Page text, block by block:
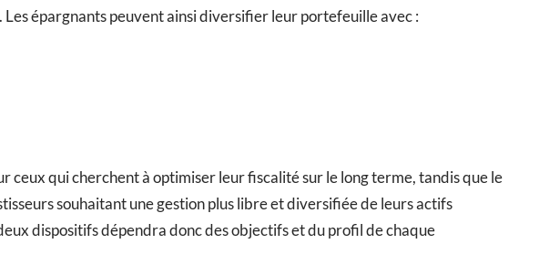
épargnants peuvent ainsi diversifier leur portefeuille avec :
ceux qui cherchent à optimiser leur fiscalité sur le long terme, tandis que le
souhaitant une gestion plus libre et diversifiée de leurs actifs
dispositifs dépendra donc des objectifs et du profil de chaque